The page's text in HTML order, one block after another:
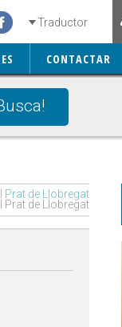
CONTACTAR
Traductor
Prat de Llobregat
Prat de Llobregat